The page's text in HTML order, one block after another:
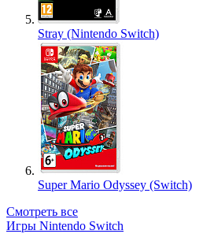
Stray (Nintendo Switch)
Super Mario Odyssey (Switch)
Смотреть все
Игры Nintendo Switch